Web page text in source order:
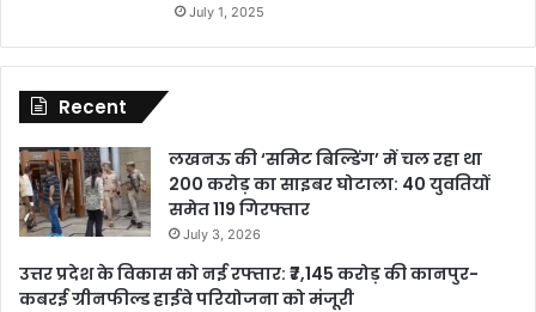
July 1, 2025
Recent
लखनऊ की ‘समिट बिल्डिंग’ में चल रहा था
200 करोड़ का साइबर घोटाला: 40 युवतियों
समेत 119 गिरफ्तार
July 3, 2026
उत्तर प्रदेश के विकास को नई रफ्तार: ₹7,145 करोड़ की कानपुर-
कबरई ग्रीनफील्ड हाईवे परियोजना को मंजूरी